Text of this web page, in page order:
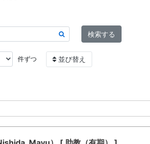
検索する
件ずつ 並び替え